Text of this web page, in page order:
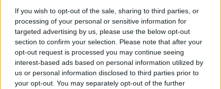
If you wish to opt-out of the sale, sharing to third parties, or
processing of your personal or sensitive information for
targeted advertising by us, please use the below opt-out
section to confirm your selection. Please note that after your
opt-out request is processed you may continue seeing
interest-based ads based on personal information utilized by
us or personal information disclosed to third parties prior to
your opt-out. You may separately opt-out of the further